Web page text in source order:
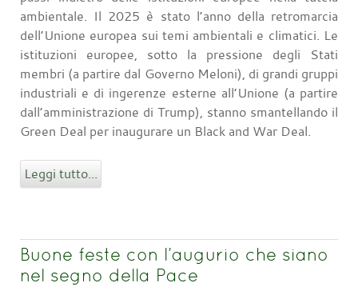
ambientale. Il 2025 è stato l’anno della retromarcia
dell’Unione europea sui temi ambientali e climatici. Le
istituzioni europee, sotto la pressione degli Stati
membri (a partire dal Governo Meloni), di grandi gruppi
industriali e di ingerenze esterne all’Unione (a partire
dall’amministrazione di Trump), stanno smantellando il
Green Deal per inaugurare un Black and War Deal.
Leggi tutto...
Buone feste con l’augurio che siano
nel segno della Pace